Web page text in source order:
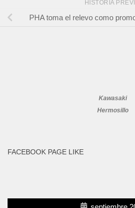
HISTORIA
PHA toma el relevo como
Kawasaki
Hermosillo
FACEBOOK PAGE LIKE